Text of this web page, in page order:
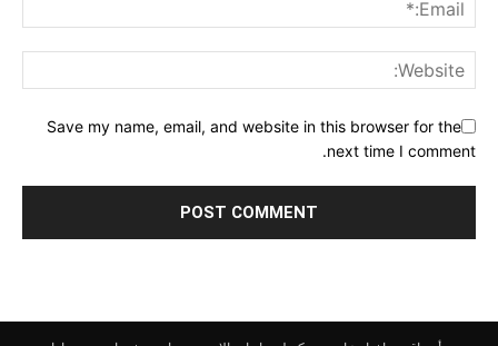
Save my name, email, and website in this browser for the
next time I comment.